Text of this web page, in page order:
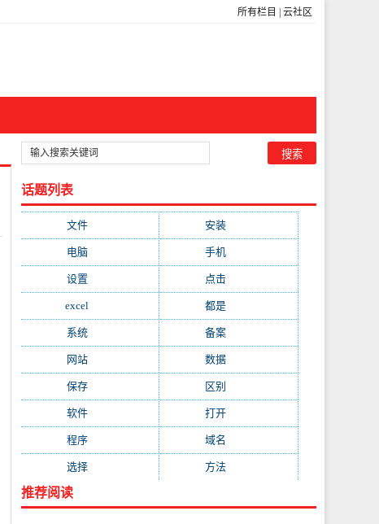
所有栏目 云社区
话题列表
文件(755) 安装
电脑(688) 手机
设置 点击
excel 都是
系统(495) 备案
网站(461) 数据
保存(438) 区别
软件(419) 打开
程序(387) 域名
选择(333) 方法
推荐阅读